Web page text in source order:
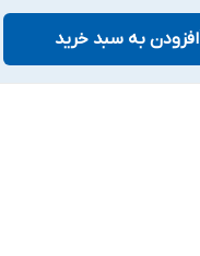
افزودن به سبد خرید